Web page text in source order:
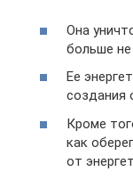
Она
больше не
Ее
создания
Кроме
как
от